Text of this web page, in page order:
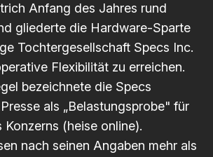
Anfang des Jahres rund
gliederte die Hardware-Sparte
Tochtergesellschaft Specs Inc.
Flexibilität zu erreichen.
bezeichnete die Specs
als „Belastungsprobe" für
Konzerns (heise online).
nach seinen Angaben mehr als